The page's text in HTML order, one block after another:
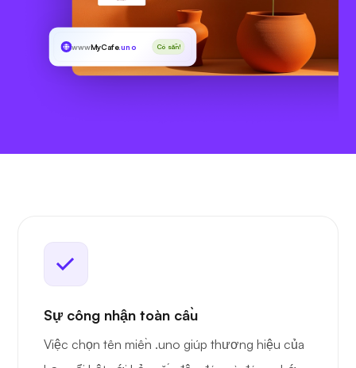
wwwMyCafe.uno Có sẵn!
Sự công nhận toàn cầu
Việc chọn tên miền .uno giúp thương hiệu của